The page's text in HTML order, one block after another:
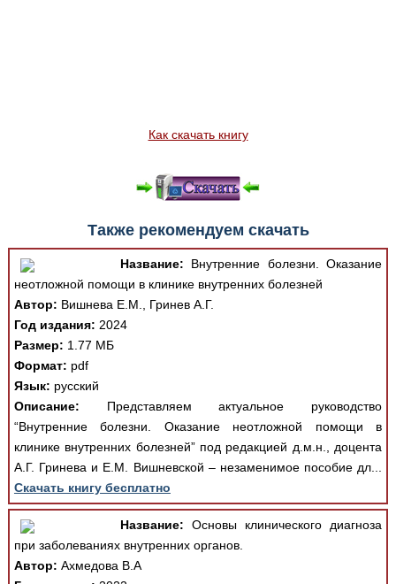
Как скачать книгу
Также рекомендуем скачать
Название: Внутренние болезни. Оказание
неотложной помощи в клинике внутренних болезней
Автор: Вишнева Е.М., Гринев А.Г.
Год издания: 2024
Размер: 1.77 МБ
Формат: pdf
Язык: русский
Описание: Представляем актуальное руководство
“Внутренние болезни. Оказание неотложной помощи в
клинике внутренних болезней” под редакцией д.м.н., доцента
А.Г. Гринева и Е.М. Вишневской – незаменимое пособие дл...
Скачать книгу бесплатно
Название: Основы клинического диагноза
при заболеваниях внутренних органов.
Автор: Ахмедова В.А